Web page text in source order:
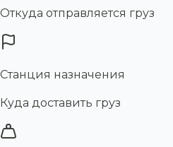
Откуда отправляется груз
Станция назначения
Куда доставить груз